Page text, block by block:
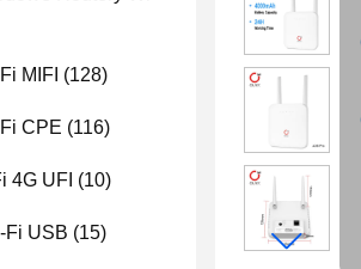
MIFI (128)
CPE (116)
4G UFI (10)
Fi USB (15)